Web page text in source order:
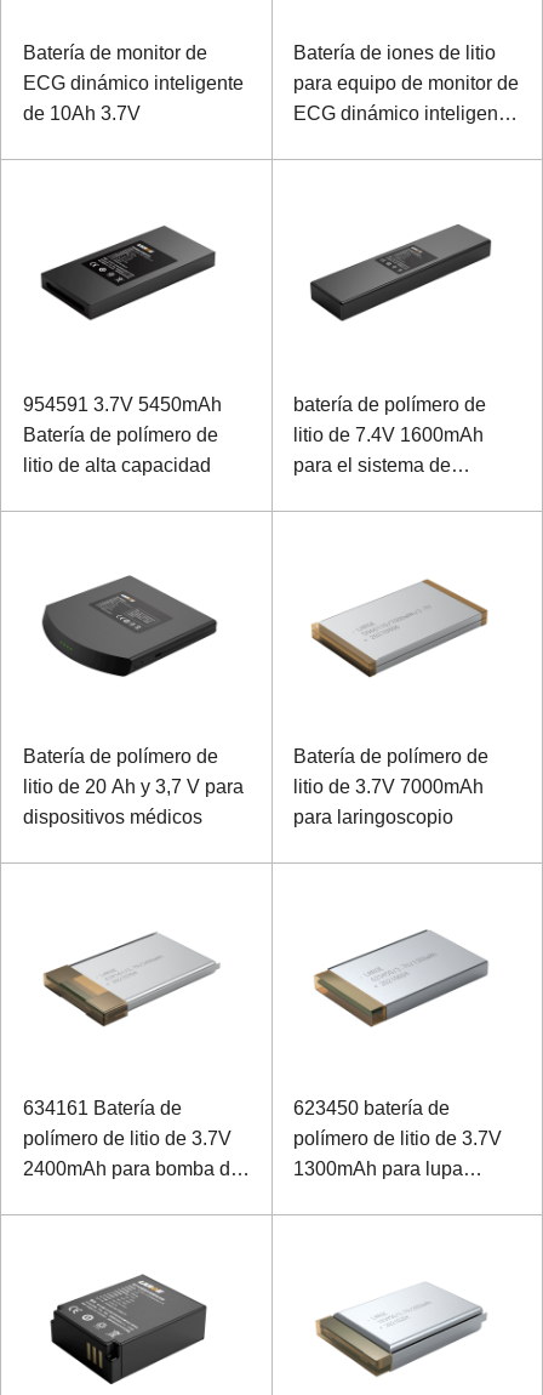
Batería de monitor de
ECG dinámico inteligente
de 10Ah 3.7V
Batería de iones de litio
para equipo de monitor de
ECG dinámico inteligente
954591 3.7V 5450mAh
Batería de polímero de
litio de alta capacidad
batería de polímero de
litio de 7.4V 1600mAh
para el sistema de
Batería de polímero de
litio de 20 Ah y 3,7 V para
dispositivos médicos
Batería de polímero de
litio de 3.7V 7000mAh
para laringoscopio
634161 Batería de
polímero de litio de 3.7V
2400mAh para bomba de
623450 batería de
polímero de litio de 3.7V
1300mAh para lupa